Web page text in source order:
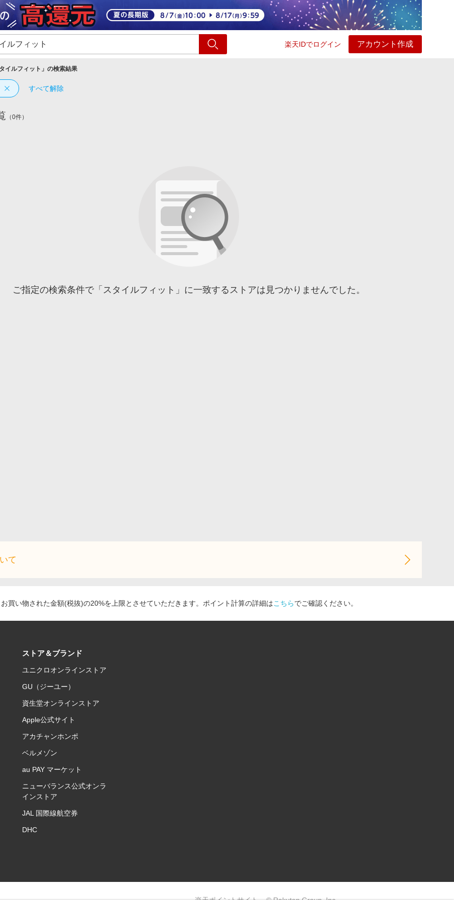
楽天IDでログイン アカウント作成
ショッピング
イルフィット 」の検索結果
すべて解除
（0件）
ご指定の検索条件で「スタイルフィット」に一致するストアは見つかりませんでした。
て
買い物された金額(税抜)の20%を上限とさせていただきます。ポイント計算の詳細はこちらでご確認ください。
ストア＆ブランド
ユニクロオンラインストア
GU（ジーユー）
資生堂オンラインストア
Apple公式サイト
アカチャンホンポ
ベルメゾン
au PAY マーケット
ニューバランス公式オンラ
インストア
JAL 国際線航空券
DHC